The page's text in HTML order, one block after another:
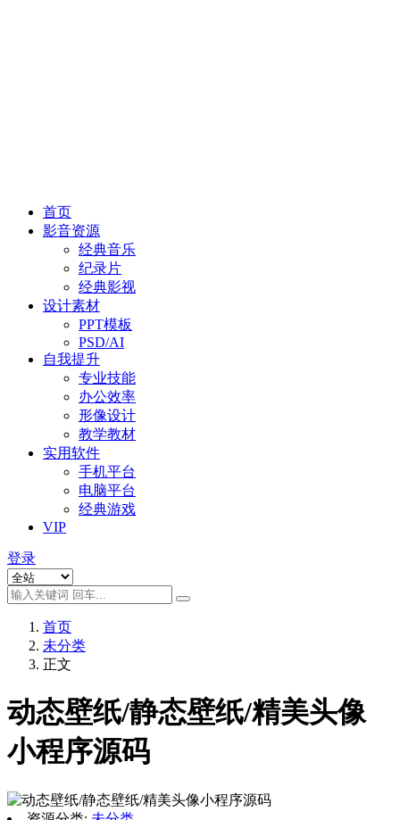
首页
影音资源
经典音乐
纪录片
经典影视
设计素材
PPT模板
PSD/AI
自我提升
专业技能
办公效率
形像设计
教学教材
实用软件
手机平台
电脑平台
经典游戏
VIP
登录
首页
未分类
正文
动态壁纸/静态壁纸/精美头像
小程序源码